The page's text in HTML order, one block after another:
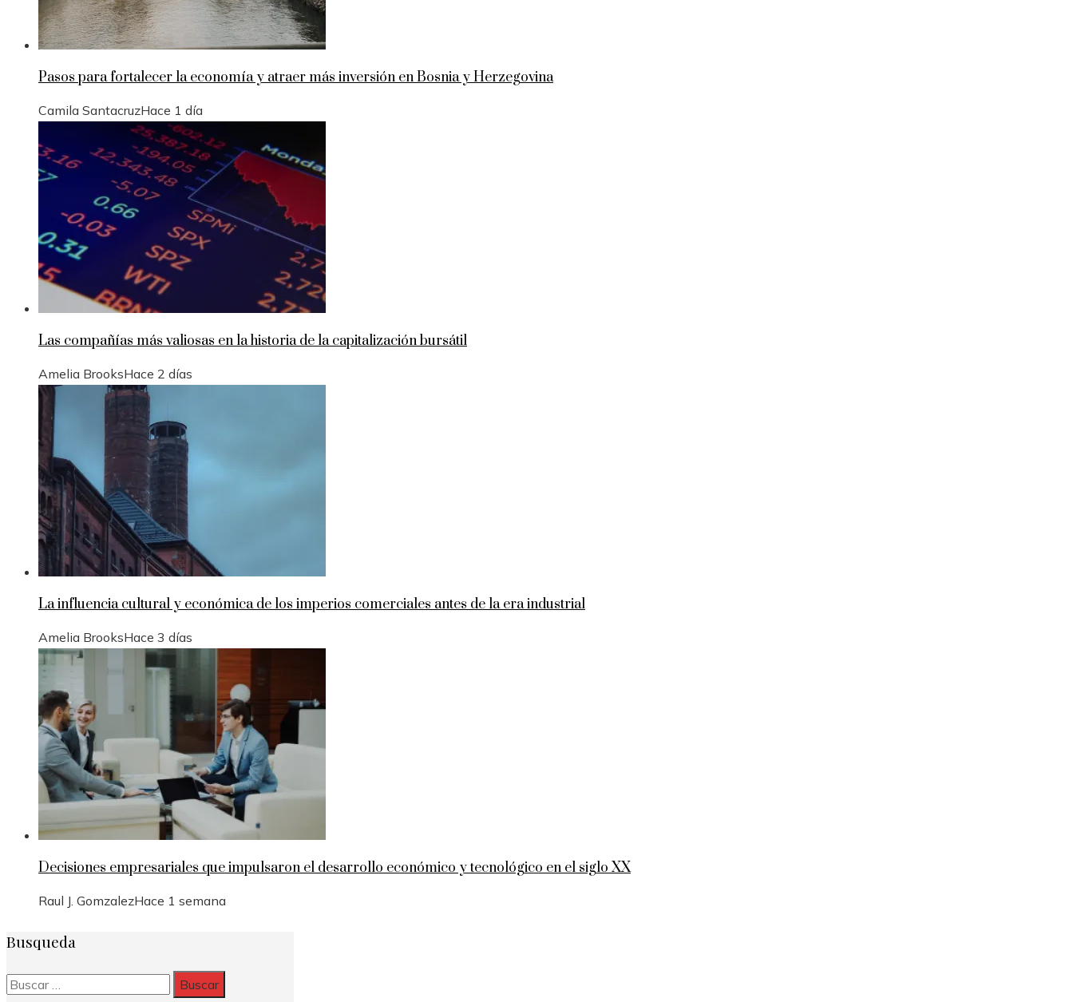
Pasos para fortalecer la economía y atraer más inversión en Bosnia y Herzegovina
Camila SantacruzHace 1 día
Las compañías más valiosas en la historia de la capitalización bursátil
Amelia BrooksHace 2 días
La influencia cultural y económica de los imperios comerciales antes de la era industrial
Amelia BrooksHace 3 días
Decisiones empresariales que impulsaron el desarrollo económico y tecnológico en el siglo XX
Raul J. GomzalezHace 1 semana
Busqueda
Buscar: